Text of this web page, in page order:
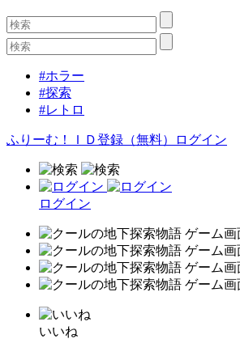
#ホラー
#探索
#レトロ
ふりーむ！ＩＤ登録（無料） ログイン
ログイン
いいね